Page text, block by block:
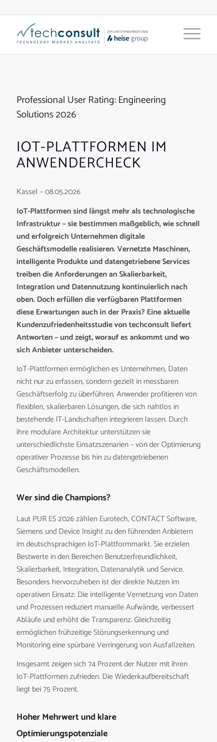
Professional User Rating: Engineering
Solutions 2026
IOT-PLATTFORMEN IM
ANWENDERCHECK
Kassel – 08.05.2026
IoT-Plattformen sind längst mehr als technologische
Infrastruktur – sie bestimmen maßgeblich, wie schnell
und erfolgreich Unternehmen digitale
Geschäftsmodelle realisieren. Vernetzte Maschinen,
intelligente Produkte und datengetriebene Services
treiben die Anforderungen an Skalierbarkeit,
Integration und Datennutzung kontinuierlich nach
oben. Doch erfüllen die verfügbaren Plattformen
diese Erwartungen auch in der Praxis? Eine aktuelle
Kundenzufriedenheitsstudie von techconsult liefert
Antworten – und zeigt, worauf es ankommt und wo
sich Anbieter unterscheiden.
IoT-Plattformen ermöglichen es Unternehmen, Daten
nicht nur zu erfassen, sondern gezielt in messbaren
Geschäftserfolg zu überführen. Anwender profitieren von
flexiblen, skalierbaren Lösungen, die sich nahtlos in
bestehende IT-Landschaften integrieren lassen. Durch
ihre modulare Architektur unterstützen sie
unterschiedlichste Einsatzszenarien – von der Optimierung
operativer Prozesse bis hin zu datengetriebenen
Geschäftsmodellen.
Wer sind die Champions?
Laut PUR ES 2026 zählen Eurotech, CONTACT Software,
Siemens und Device Insight zu den führenden Anbietern
im deutschsprachigen IoT-Plattformmarkt. Sie erzielen
Bestwerte in den Bereichen Benutzerfreundlichkeit,
Skalierbarkeit, Integration, Datenanalytik und Service.
Besonders hervorzuheben ist der direkte Nutzen im
operativen Einsatz: Die intelligente Vernetzung von Daten
und Prozessen reduziert manuelle Aufwände, verbessert
Abläufe und erhöht die Transparenz. Gleichzeitig
ermöglichen frühzeitige Störungserkennung und
Monitoring eine spürbare Verringerung von Ausfallzeiten.
Insgesamt zeigen sich 74 Prozent der Nutzer mit ihren
IoT-Plattformen zufrieden. Die Wiederkaufbereitschaft
liegt bei 75 Prozent.
Hoher Mehrwert und klare
Optimierungspotenziale